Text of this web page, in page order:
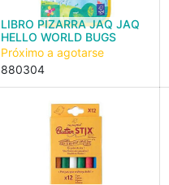
LIBRO PIZARRA JAQ JAQ
HELLO WORLD BUGS
Próximo a agotarse
880304